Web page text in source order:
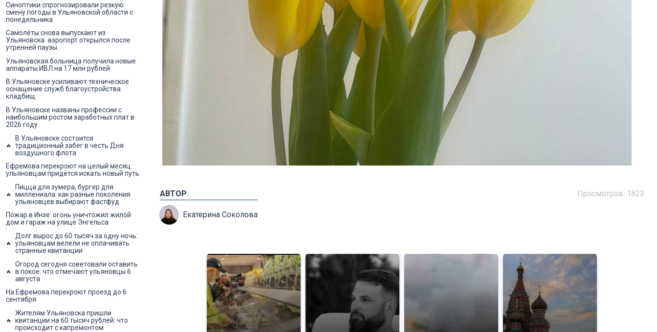
Просмотров: 1823
АВТОР
Екатерина Соколова
Синоптики спрогнозировали резкую
смену погоды в Ульяновской области с
понедельника
Самолёты снова выпускают из
Ульяновска: аэропорт открылся после
утренней паузы
Ульяновская больница получила новые
аппараты ИВЛ на 17 млн рублей
В Ульяновске усиливают техническое
оснащение служб благоустройства
кладбищ
В Ульяновске названы профессии с
наибольшим ростом заработных плат в
2026 году
В Ульяновске состоится
традиционный забег в честь Дня
воздушного флота
Ефремова перекроют на целый месяц:
ульяновцам придётся искать новый путь
Пицца для зумера, бургер для
миллениала: как разные поколения
ульяновцев выбирают фастфуд
Пожар в Инзе: огонь уничтожил жилой
дом и гараж на улице Энгельса
Долг вырос до 60 тысяч за одну ночь:
ульяновцам велели не оплачивать
странные квитанции
Огород сегодня советовали оставить
в покое: что отмечают ульяновцы 6
августа
На Ефремова перекроют проезд до 6
сентября
Жителям Ульяновска пришли
квитанции на 60 тысяч рублей: что
происходит с капремонтом